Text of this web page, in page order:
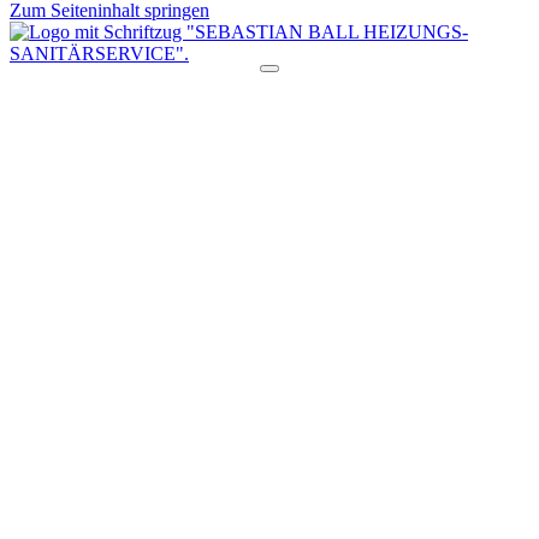
Zum Seiteninhalt springen